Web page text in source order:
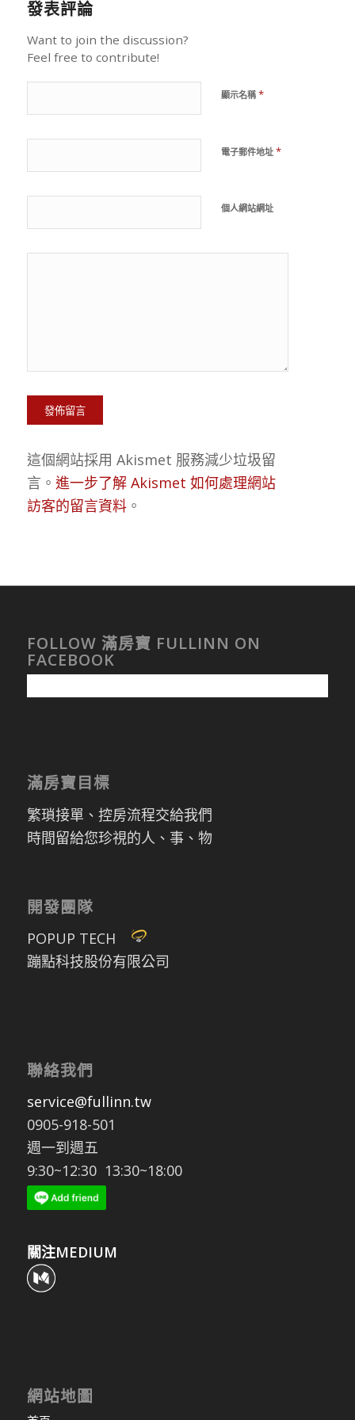
發表評論
Want to join the discussion?
Feel free to contribute!
顯示名稱 *
電子郵件地址 *
個人網站網址
這個網站採用 Akismet 服務減少垃圾留
言。 進一步了解 Akismet 如何處理網站
訪客的留言資料。
FOLLOW 滿房寶 FULLINN ON
FACEBOOK
滿房寶目標
繁瑣接單、控房流程交給我們
時間留給您珍視的人、事、物
開發團隊
POPUP TECH
蹦點科技股份有限公司
聯絡我們
service@fullinn.tw
0905-918-501
週一到週五
9:30~12:30 13:30~18:00
關注MEDIUM
網站地圖